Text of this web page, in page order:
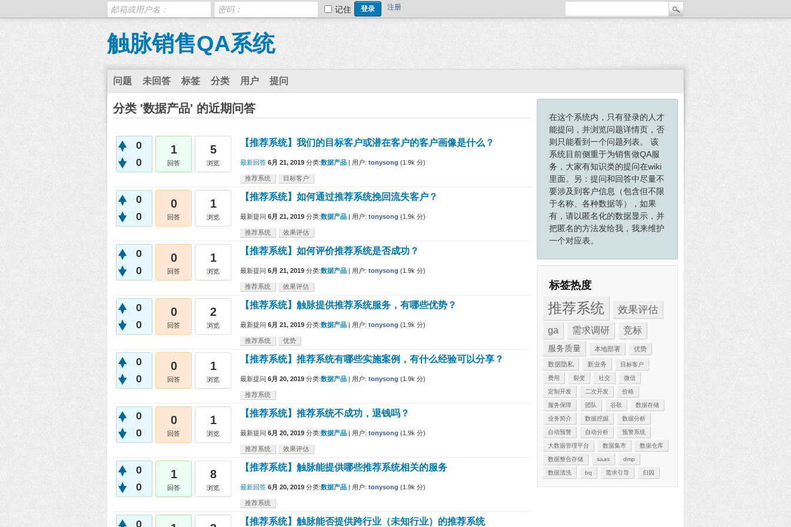
记住 注册
触脉销售QA系统
问题 未回答 标签 分类 用户 提问
在这个系统内，只有登录的人才
能提问，并浏览问题详情页，否
则只能看到一个问题列表。 该
系统目前侧重于为销售做QA服
务，大家有知识类的提问在wiki
里面。另：提问和回答中尽量不
要涉及到客户信息（包含但不限
于名称、各种数据等），如果
有，请以匿名化的数据显示，并
把匿名的方法发给我，我来维护
一个对应表。
标签热度
推荐系统 效果评估
ga 需求调研 竞标
服务质量 本地部署 优势
数据隐私 新业务 目标客户
费用 裂变 社交 微信
定制开发 二次开发 价格
服务保障 团队 谷歌 数据存储
业务简介 数据挖掘 数据分析
自动预警 自动分析 预警系统
大数据管理平台 数据集市 数据仓库
数据整合存储 saas dmp
数据清洗 bq 需求引导 归因
分类 '数据产品' 的近期问答
0
0
1
回答
5
浏览
【推荐系统】我们的目标客户或潜在客户的客户画像是什么？
最新回答 6月 21, 2019 分类:数据产品 用户: tonysong (1.9k 分)
推荐系统 目标客户
0
0
0
回答
1
浏览
【推荐系统】如何通过推荐系统挽回流失客户？
最新提问 6月 21, 2019 分类:数据产品 用户: tonysong (1.9k 分)
推荐系统 效果评估
0
0
0
回答
1
浏览
【推荐系统】如何评价推荐系统是否成功？
最新提问 6月 21, 2019 分类:数据产品 用户: tonysong (1.9k 分)
推荐系统 效果评估
0
0
0
回答
2
浏览
【推荐系统】触脉提供推荐系统服务，有哪些优势？
最新提问 6月 21, 2019 分类:数据产品 用户: tonysong (1.9k 分)
推荐系统 优势
0
0
0
回答
1
浏览
【推荐系统】推荐系统有哪些实施案例，有什么经验可以分享？
最新提问 6月 20, 2019 分类:数据产品 用户: tonysong (1.9k 分)
推荐系统
0
0
0
回答
1
浏览
【推荐系统】推荐系统不成功，退钱吗？
最新提问 6月 20, 2019 分类:数据产品 用户: tonysong (1.9k 分)
推荐系统 效果评估
0
0
1
回答
8
浏览
【推荐系统】触脉能提供哪些推荐系统相关的服务
最新回答 6月 20, 2019 分类:数据产品 用户: tonysong (1.9k 分)
推荐系统
0 【推荐系统】触脉能否提供跨行业（未知行业）的推荐系统